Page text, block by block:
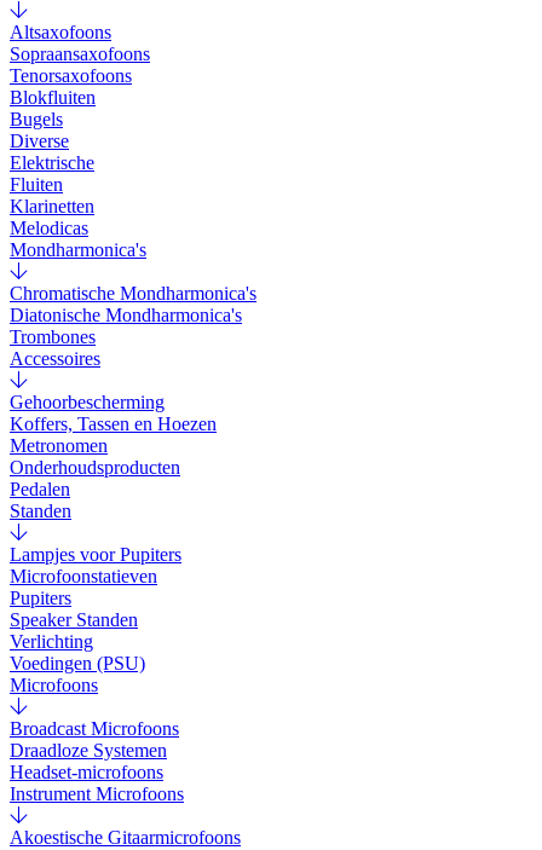
Altsaxofoons
Sopraansaxofoons
Tenorsaxofoons
Blokfluiten
Bugels
Diverse
Elektrische
Fluiten
Klarinetten
Melodicas
Mondharmonica's
Chromatische Mondharmonica's
Diatonische Mondharmonica's
Trombones
Accessoires
Gehoorbescherming
Koffers, Tassen en Hoezen
Metronomen
Onderhoudsproducten
Pedalen
Standen
Lampjes voor Pupiters
Microfoonstatieven
Pupiters
Speaker Standen
Verlichting
Voedingen (PSU)
Microfoons
Broadcast Microfoons
Draadloze Systemen
Headset-microfoons
Instrument Microfoons
Akoestische Gitaarmicrofoons